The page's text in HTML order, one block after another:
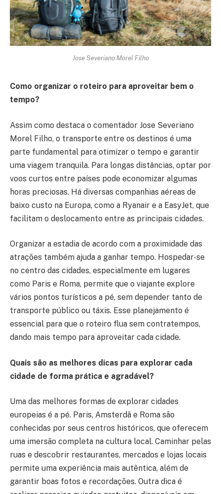
Jose Severiano Morel Filho
Como organizar o roteiro para aproveitar bem o
tempo?
Assim como destaca o comentador Jose Severiano
Morel Filho, o transporte entre os destinos é uma
parte fundamental para otimizar o tempo e garantir
uma viagem tranquila. Para longas distâncias, optar por
voos curtos entre países pode economizar algumas
horas preciosas. Há diversas companhias aéreas de
baixo custo na Europa, como a Ryanair e a EasyJet, que
facilitam o deslocamento entre as principais cidades.
Organizar a estadia de acordo com a proximidade das
atrações também ajuda a ganhar tempo. Hospedar-se
no centro das cidades, especialmente em lugares
como Paris e Roma, permite que o viajante explore
vários pontos turísticos a pé, sem depender tanto de
transporte público ou táxis. Esse planejamento é
essencial para que o roteiro flua sem contratempos,
dando mais tempo para aproveitar cada cidade.
Quais são as melhores dicas para explorar cada
cidade de forma prática e agradável?
Uma das melhores formas de explorar cidades
europeias é a pé. Paris, Amsterdã e Roma são
conhecidas por seus centros históricos, que oferecem
uma imersão completa na cultura local. Caminhar pelas
ruas e descobrir restaurantes, mercados e lojas locais
permite uma experiência mais autêntica, além de
garantir boas fotos e recordações. Outra dica é